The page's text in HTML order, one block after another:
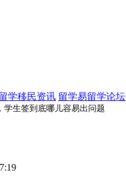
学移民资讯 留学易留学论坛
学生签到底哪儿容易出问题